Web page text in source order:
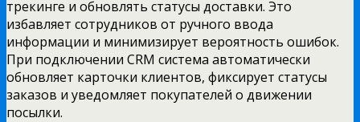
трекинге и обновлять статусы доставки. Это
избавляет сотрудников от ручного ввода
информации и минимизирует вероятность ошибок.
При подключении CRM система автоматически
обновляет карточки клиентов, фиксирует статусы
заказов и уведомляет покупателей о движении
посылки.